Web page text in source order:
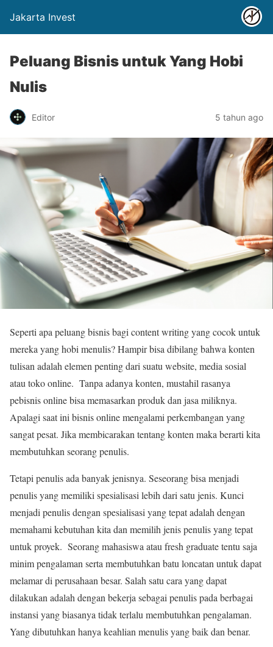
Jakarta Invest
Peluang Bisnis untuk Yang Hobi
Nulis
Editor 5 tahun ago
Seperti apa peluang bisnis bagi content writing yang cocok untuk
mereka yang hobi menulis? Hampir bisa dibilang bahwa konten
tulisan adalah elemen penting dari suatu website, media sosial
atau toko online. Tanpa adanya konten, mustahil rasanya
pebisnis online bisa memasarkan produk dan jasa miliknya.
Apalagi saat ini bisnis online mengalami perkembangan yang
sangat pesat. Jika membicarakan tentang konten maka berarti kita
membutuhkan seorang penulis.
Tetapi penulis ada banyak jenisnya. Seseorang bisa menjadi
penulis yang memiliki spesialisasi lebih dari satu jenis. Kunci
menjadi penulis dengan spesialisasi yang tepat adalah dengan
memahami kebutuhan kita dan memilih jenis penulis yang tepat
untuk proyek. Seorang mahasiswa atau fresh graduate tentu saja
minim pengalaman serta membutuhkan batu loncatan untuk dapat
melamar di perusahaan besar. Salah satu cara yang dapat
dilakukan adalah dengan bekerja sebagai penulis pada berbagai
instansi yang biasanya tidak terlalu membutuhkan pengalaman.
Yang dibutuhkan hanya keahlian menulis yang baik dan benar.